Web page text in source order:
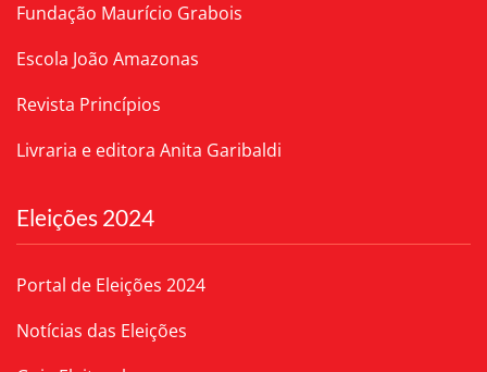
Fundação Maurício Grabois
Escola João Amazonas
Revista Princípios
Livraria e editora Anita Garibaldi
Eleições 2024
Portal de Eleições 2024
Notícias das Eleições